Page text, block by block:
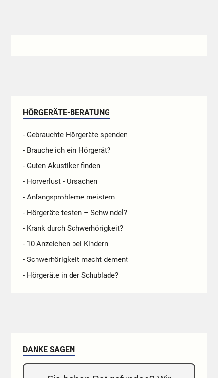
HÖRGERÄTE-BERATUNG
- Gebrauchte Hörgeräte spenden
- Brauche ich ein Hörgerät?
- Guten Akustiker finden
- Hörverlust - Ursachen
- Anfangsprobleme meistern
- Hörgeräte testen – Schwindel?
- Krank durch Schwerhörigkeit?
- 10 Anzeichen bei Kindern
- Schwerhörigkeit macht dement
- Hörgeräte in der Schublade?
DANKE SAGEN